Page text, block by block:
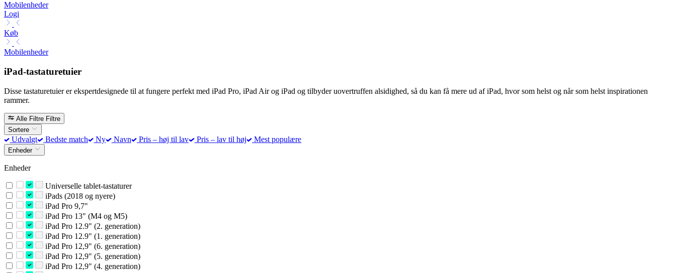
Mobilenheder
Logi
Køb
Mobilenheder
iPad-tastaturetuier
Disse tastaturetuier er ekspertdesignede til at fungere perfekt med iPad Pro, iPad Air og iPad og tilbyder uovertruffen alsidighed, så du kan få mere ud af iPad, hvor som helst og når som helst inspirationen
rammer.
Alle Filtre Filtre
Sortere
Udvalgt Bedste match Ny Navn Pris – høj til lav Pris – lav til høj Mest populære
Enheder
Enheder
Universelle tablet-tastaturer
iPads (2018 og nyere)
iPad Pro 9,7"
iPad Pro 13" (M4 og M5)
iPad Pro 12.9" (2. generation)
iPad Pro 12.9" (1. generation)
iPad Pro 12,9" (6. generation)
iPad Pro 12,9" (5. generation)
iPad Pro 12,9" (4. generation)